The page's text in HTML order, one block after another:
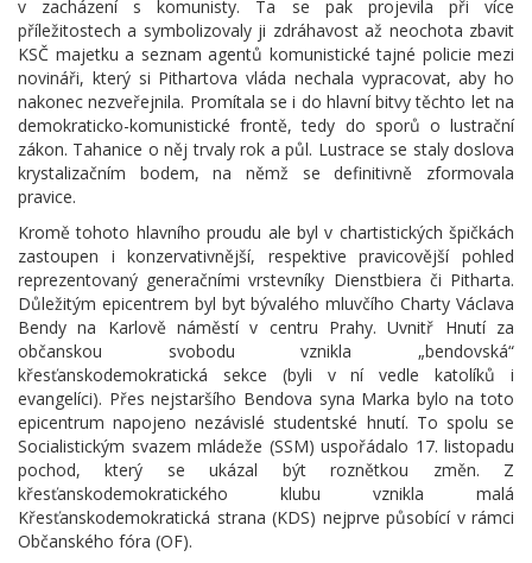
v zacházení s komunisty. Ta se pak projevila při více
příležitostech a symbolizovaly ji zdráhavost až neochota zbavit
KSČ majetku a seznam agentů komunistické tajné policie mezi
novináři, který si Pithartova vláda nechala vypracovat, aby ho
nakonec nezveřejnila. Promítala se i do hlavní bitvy těchto let na
demokraticko-komunistické frontě, tedy do sporů o lustrační
zákon. Tahanice o něj trvaly rok a půl. Lustrace se staly doslova
krystalizačním bodem, na němž se definitivně zformovala
pravice.
Kromě tohoto hlavního proudu ale byl v chartistických špičkách
zastoupen i konzervativnější, respektive pravicovější pohled
reprezentovaný generačními vrstevníky Dienstbiera či Pitharta.
Důležitým epicentrem byl byt bývalého mluvčího Charty Václava
Bendy na Karlově náměstí v centru Prahy. Uvnitř Hnutí za
občanskou svobodu vznikla „bendovská“
křesťanskodemokratická sekce (byli v ní vedle katolíků i
evangelíci). Přes nejstaršího Bendova syna Marka bylo na toto
epicentrum napojeno nezávislé studentské hnutí. To spolu se
Socialistickým svazem mládeže (SSM) uspořádalo 17. listopadu
pochod, který se ukázal být roznětkou změn. Z
křesťanskodemokratického klubu vznikla malá
Křesťanskodemokratická strana (KDS) nejprve působící v rámci
Občanského fóra (OF).